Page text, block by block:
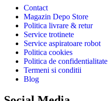
Contact
Magazin Depo Store
Politica livrare & retur
Service trotinete
Service aspiratoare robot
Politica cookies
Politica de confidentialitate
Termeni si conditii
Blog